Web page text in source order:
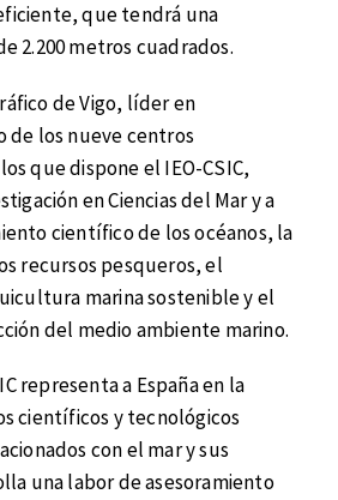
que tendrá una
2.200 metros cuadrados.
de Vigo, líder en
de los nueve centros
que dispone el IEO-CSIC,
en Ciencias del Mar y a
científico de los océanos, la
recursos pesqueros, el
marina sostenible y el
del medio ambiente marino.
representa a España en la
científicos y tecnológicos
con el mar y sus
una labor de asesoramiento